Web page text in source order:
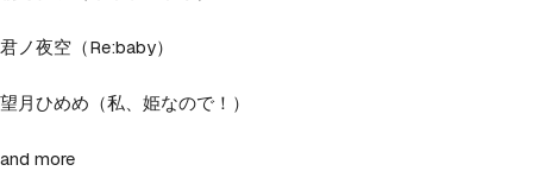
君ノ夜空（Re:baby）
望月ひめめ（私、姫なので！）
and more